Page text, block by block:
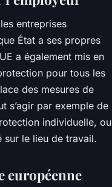
entreprises
État a ses propres
a également mis en
pour tous les
des mesures de
s’agir par exemple de
individuelle, ou
sur le lieu de travail.
européenne